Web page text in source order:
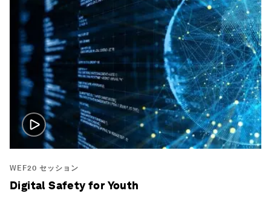
WEF20 セッション
Digital Safety for Youth